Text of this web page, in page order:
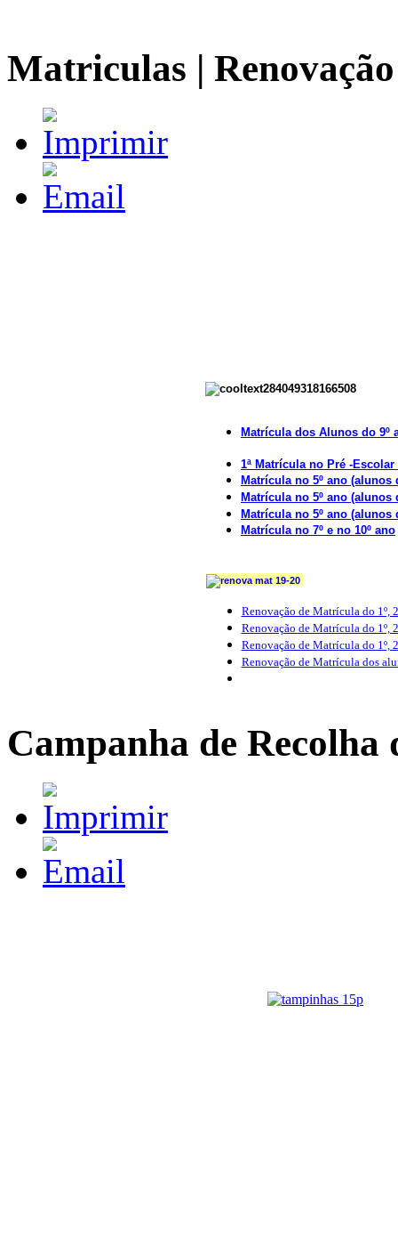
Matriculas |
Matrícula dos Alunos do 9º
1ª Matrícula no Pré -
Matrícula no 5º ano (alunos
Matrícula no 5º ano (alunos
Matrícula no 5º ano (alunos
Matrícula no 7º e no 10º ano
Renovação de Matrícula do 1º,
Renovação de Matrícula do 1º,
Renovação de Matrícula do 1º,
Renovação de Matrícula dos
Campanha de Recolha